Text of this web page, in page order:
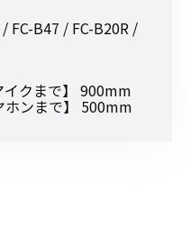
FC-B47 / FC-B20R /
イクまで】 900mm
ホンまで】 500mm